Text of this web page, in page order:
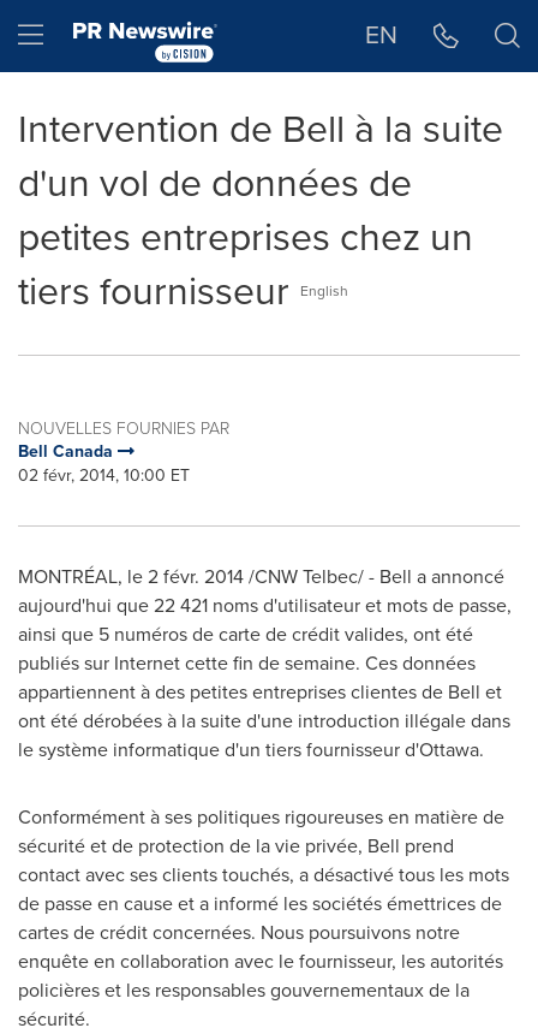
Hamburger menu EN
Intervention de Bell à la suite
d'un vol de données de
petites entreprises chez un
tiers fournisseur
English
NOUVELLES FOURNIES PAR
Bell Canada
02 févr, 2014, 10:00 ET
MONTRÉAL, le 2 févr. 2014 /CNW Telbec/ - Bell a annoncé
aujourd'hui que 22 421 noms d'utilisateur et mots de passe,
ainsi que 5 numéros de carte de crédit valides, ont été
publiés sur Internet cette fin de semaine. Ces données
appartiennent à des petites entreprises clientes de Bell et
ont été dérobées à la suite d'une introduction illégale dans
le système informatique d'un tiers fournisseur d'Ottawa.
Conformément à ses politiques rigoureuses en matière de
sécurité et de protection de la vie privée, Bell prend
contact avec ses clients touchés, a désactivé tous les mots
de passe en cause et a informé les sociétés émettrices de
cartes de crédit concernées. Nous poursuivons notre
enquête en collaboration avec le fournisseur, les autorités
policières et les responsables gouvernementaux de la
sécurité.